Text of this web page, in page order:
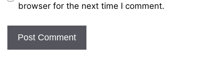
browser for the next time I comment.